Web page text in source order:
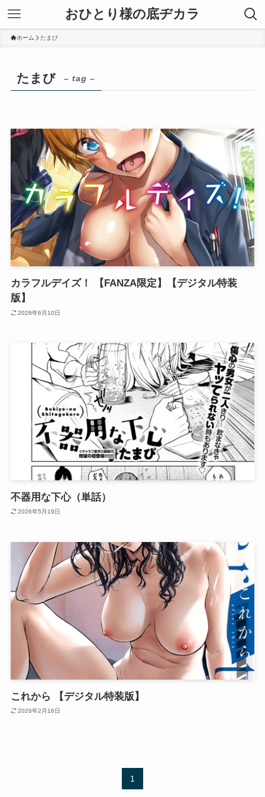
おひとり様の底ヂカラ
ホーム たまび
たまび – tag –
カラフルデイズ！ 【FANZA限定】【デジタル特装
版】
2026年6月10日
不器用な下心（単話）
2026年5月19日
これから 【デジタル特装版】
2026年2月16日
1